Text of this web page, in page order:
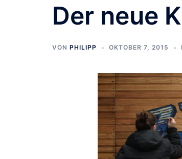
Der neue
VON PHILIPP OKTOBER 7, 2015